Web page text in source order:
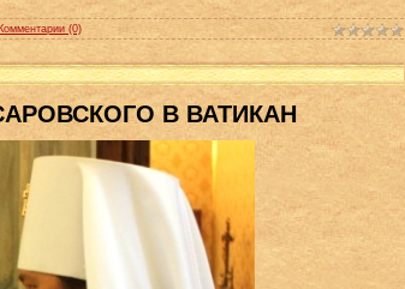
Комментарии (0)
В ВАТИКАН